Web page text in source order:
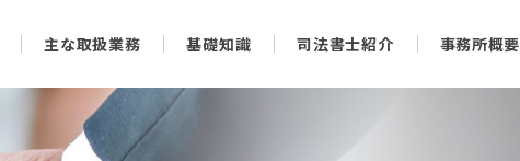
主な取扱業務 基礎知識 司法書士紹介 事務所概要